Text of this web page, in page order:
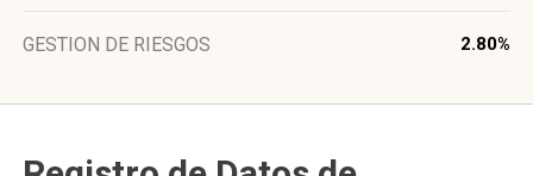
GESTION DE RIESGOS 2.80%